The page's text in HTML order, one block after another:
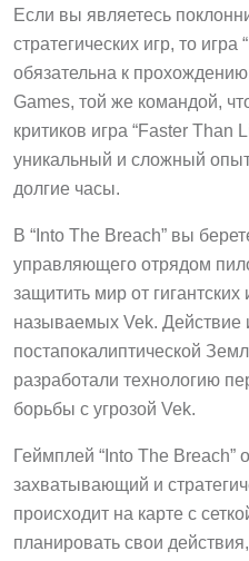
Если вы являетесь
стратегических игр, то
обязательна к
Games, той же командой,
критиков игра “Faster Than
уникальный и сложный
долгие часы.
В “Into The Breach” вы
управляющего отрядом
защитить мир от
называемых Vek. Действие
постапокалиптической
разработали технологию
борьбы с угрозой Vek.
Геймплей “Into The Breach”
захватывающий и
происходит на карте с
планировать свои